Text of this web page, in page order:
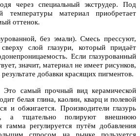
через специальный экструдер. Под
температуры материал приобретает
оттенок.
без эмали). Смесь прессуют,
слой глазури, который придаёт
Если глазурованный
значит, материал не имеет рисунков,
добавки красящих пигментов.
Это самый прочный вид керамической
белая глина, каолин, кварц и полевой
и обжигается. Производители глазурь
а тщательно полируют внешнюю
гамма регулируется путём добавления